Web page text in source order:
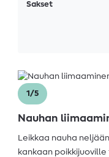
Sakset
1/5
Nauhan
Leikkaa nauha
kankaan